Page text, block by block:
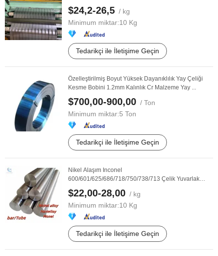
$24,2-26,5 / kg
Minimum miktar:10 Kg
Tedarikçi ile İletişime Geçin
Özelleştirilmiş Boyut Yüksek Dayanıklılık Yay Çeliği
Kesme Bobini 1.2mm Kalınlık Cr Malzeme Yay ...
$700,00-900,00 / Ton
Minimum miktar:5 Ton
Tedarikçi ile İletişime Geçin
Nikel Alaşım Inconel
600/601/625/686/718/750/738/713 Çelik Yuvarlak
Çubuk Üreticisi
$22,00-28,00 / kg
Minimum miktar:10 Kg
Tedarikçi ile İletişime Geçin